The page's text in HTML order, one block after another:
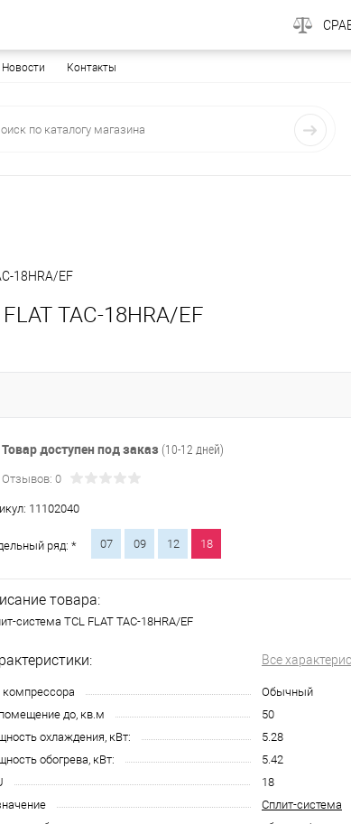
Новости Контакты
18HRA/EF
TAC-18HRA/EF
Товар доступен под заказ (10-12 дней)
Отзывов: 0
11102040
ряд: * 07 09 12 18
товара:
система TCL FLAT TAC-18HRA/EF
Все
компрессора
Обычный
до, кв.м
50
охлаждения, кВт:
5.28
обогрева, кВт:
5.42
18
Сплит-система